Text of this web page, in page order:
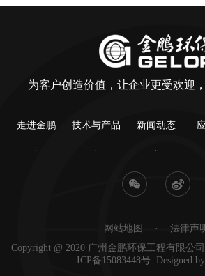
为客户创造价值，让企业更受欢迎
走进金鹏 技术与产品 新闻动态
网站地图
法律声
Copyright @ 2020 广州金鹏环保工程有限公司
ICP备15083448号. Designed by